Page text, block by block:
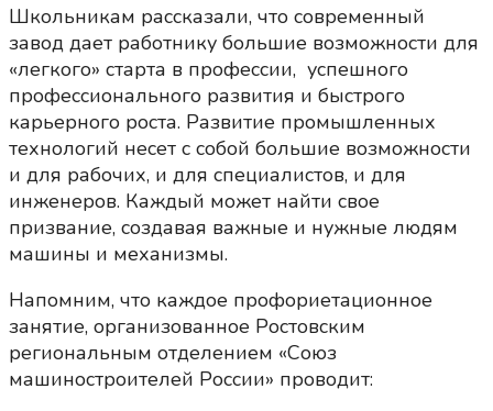
Школьникам рассказали, что современный
завод дает работнику большие возможности для
«легкого» старта в профессии, успешного
профессионального развития и быстрого
карьерного роста. Развитие промышленных
технологий несет с собой большие возможности
и для рабочих, и для специалистов, и для
инженеров. Каждый может найти свое
призвание, создавая важные и нужные людям
машины и механизмы.
Напомним, что каждое профориетационное
занятие, организованное Ростовским
региональным отделением «Союз
машиностроителей России» проводит: